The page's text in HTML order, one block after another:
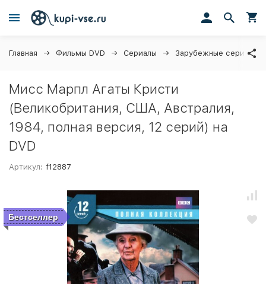
Главная Фильмы DVD Сериалы Зарубежные сериалы
Мисс Марпл Агаты Кристи
(Великобритания, США, Австралия,
1984, полная версия, 12 серий) на
DVD
Артикул: f12887
Бестселлер